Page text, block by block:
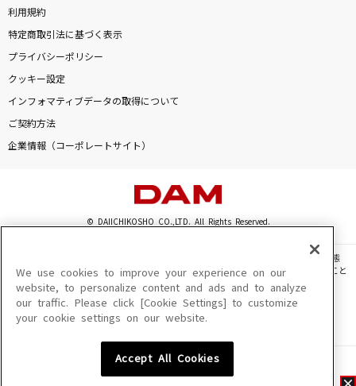
利用規約
特定商取引法に基づく表示
プライバシーポリシー
クッキー設定
インフォマティブデータの取得について
ご契約方法
企業情報（コーポレートサイト）
© DAIICHIKOSHO CO.,LTD. All Rights Reserved.
このサイトに掲載されている一切の文章・画像・写真・動画・音声等を、手段や形態
を問わず、著作権法の定める範囲を超えて無断で複製、転載、ファイル化などすること
を禁じます。
楽曲及びコンテンツは、機種によりご利用いただけない場合があります。
楽曲及びコンテンツの配信日、配信内容が変更になる場合があります。
We use cookies to improve your experience on our
website, to personalize content and ads and to analyze
our traffic. Please click [Cookie Settings] to customize
your cookie settings on our website.
Accept All Cookies